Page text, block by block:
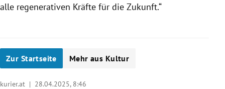
alle regenerativen Kräfte für die Zukunft.“
Zur Startseite Mehr aus Kultur
kurier.at | 28.04.2025, 8:46